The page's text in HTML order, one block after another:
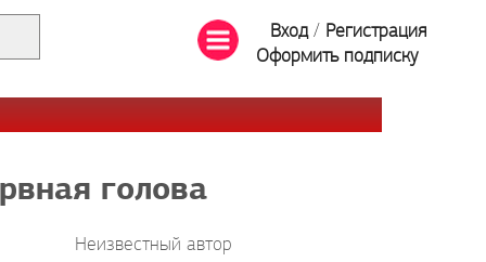
Вход/ Регистрация
Оформить подписку
голова
Неизвестный автор